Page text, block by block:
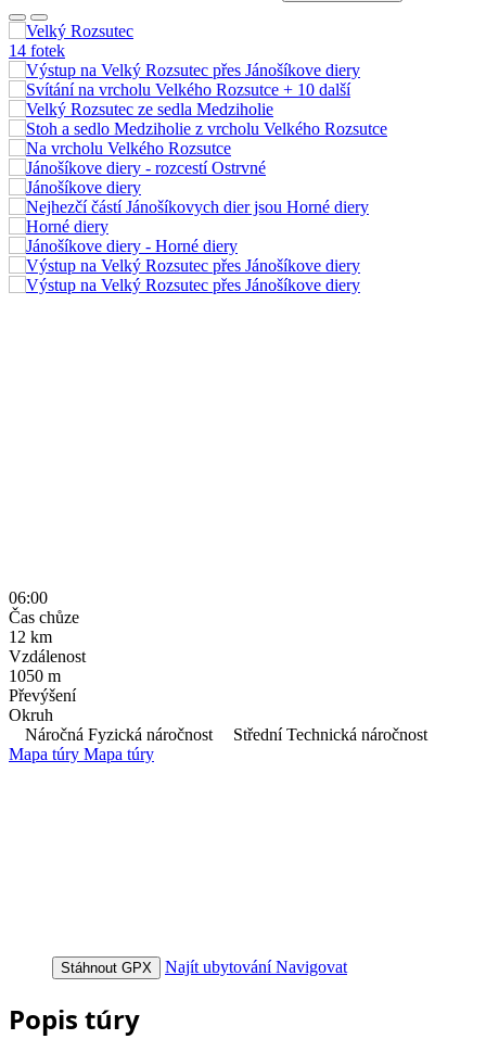
14 fotek
+ 10 další
06:00
Čas chůze
12 km
Vzdálenost
1050 m
Převýšení
Okruh
Náročná Fyzická náročnost
Střední Technická náročnost
Mapa túry Mapa túry
Stáhnout GPX Najít ubytování Navigovat
Popis túry